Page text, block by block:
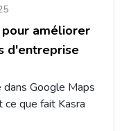
améliorer
d'entreprise
Google Maps
ce que fait Kasra